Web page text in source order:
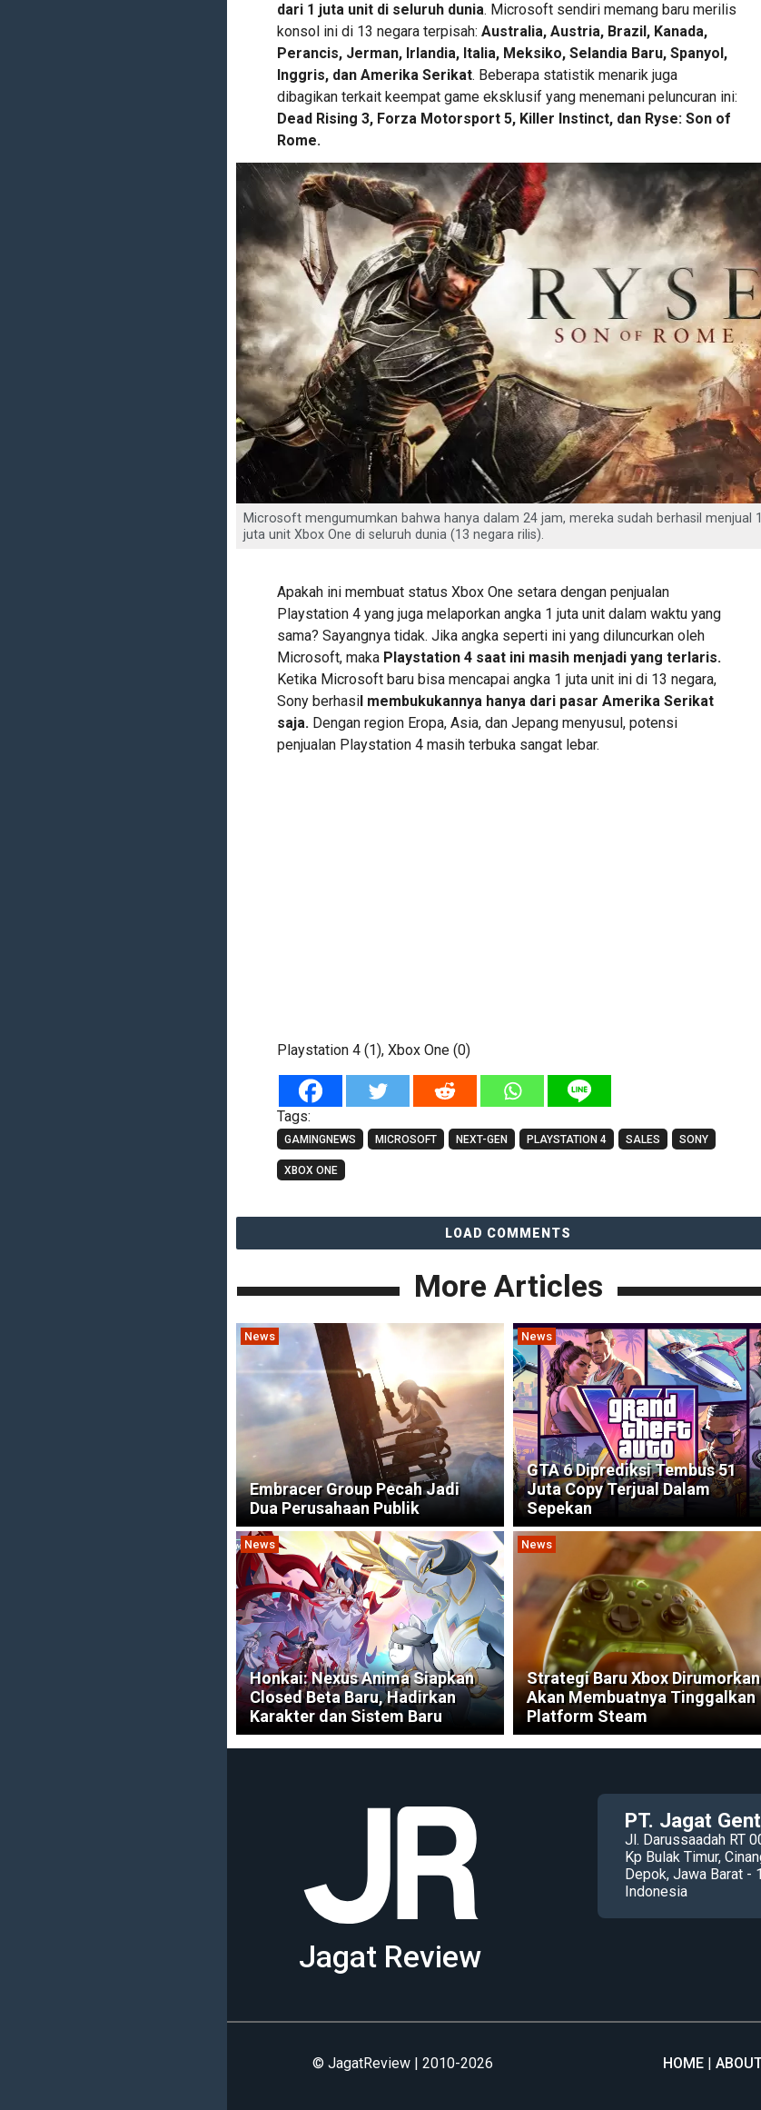
dari 1 juta unit di seluruh dunia. Microsoft sendiri memang baru merilis
konsol ini di 13 negara terpisah: Australia, Austria, Brazil, Kanada,
Perancis, Jerman, Irlandia, Italia, Meksiko, Selandia Baru, Spanyol,
Inggris, dan Amerika Serikat. Beberapa statistik menarik juga
dibagikan terkait keempat game eksklusif yang menemani peluncuran ini:
Dead Rising 3, Forza Motorsport 5, Killer Instinct, dan Ryse: Son of
Rome.
Microsoft mengumumkan bahwa hanya dalam 24 jam, mereka sudah berhasil menjual 1
juta unit Xbox One di seluruh dunia (13 negara rilis).
Apakah ini membuat status Xbox One setara dengan penjualan
Playstation 4 yang juga melaporkan angka 1 juta unit dalam waktu yang
sama? Sayangnya tidak. Jika angka seperti ini yang diluncurkan oleh
Microsoft, maka Playstation 4 saat ini masih menjadi yang terlaris.
Ketika Microsoft baru bisa mencapai angka 1 juta unit ini di 13 negara,
Sony berhasil membukukannya hanya dari pasar Amerika Serikat
saja. Dengan region Eropa, Asia, dan Jepang menyusul, potensi
penjualan Playstation 4 masih terbuka sangat lebar.
Playstation 4 (1), Xbox One (0)
Tags:
GAMINGNEWS MICROSOFT NEXT-GEN PLAYSTATION 4 SALES SONY
XBOX ONE
LOAD COMMENTS
More Articles
News
Embracer Group Pecah Jadi
Dua Perusahaan Publik
News
GTA 6 Diprediksi Tembus 51
Juta Copy Terjual Dalam
Sepekan
News
Honkai: Nexus Anima Siapkan
Closed Beta Baru, Hadirkan
Karakter dan Sistem Baru
News
Strategi Baru Xbox Dirumorkan
Akan Membuatnya Tinggalkan
Platform Steam
Jagat Review
PT. Jagat
Jl. Darussaadah RT
Kp Bulak Timur,
Depok, Jawa Barat -
Indonesia
© JagatReview | 2010-2026 HOME